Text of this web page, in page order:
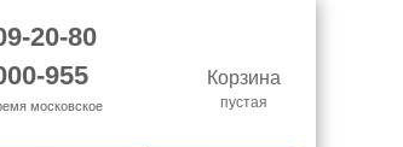
20-80
955
московское
Корзина
пустая